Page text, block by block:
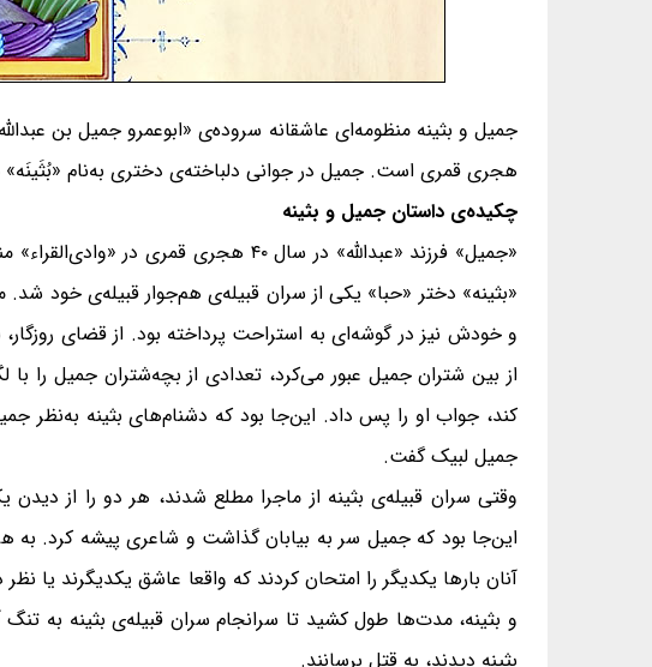
جمیل و بثینه منظومه‌ای عاشقانه سروده‌ی «ابوعمرو جمیل بن
هجری قمری است. جمیل در جوانی دلباخته‌ی دختری به‌نام
چکیده‌ی داستان جمیل و بثینه
«جمیل» فرزند «عبدالله» در سال ۴۰
«بثینه» دختر «حبا» یکی از سران قبیله‌ی هم‌جوار قبیله‌ی خود
و خودش نیز در گوشه‌ای به استراحت پرداخته بود. از قضای
از بین شتران جمیل عبور می‌کرد، تعدادی از بچه‌شتران جمیل را
کند، جواب او را پس داد. این‌جا بود که دشنام‌های بثینه
جمیل لبیک گفت.
وقتی سران قبیله‌ی بثینه از ماجرا مطلع شدند، هر دو را از دیدن
این‌جا بود که جمیل سر به بیابان گذاشت و شاعری پیشه کرد. به
آنان بارها یکدیگر را امتحان کردند که واقعا عاشق یکدیگرند یا
و بثینه، مدت‌ها طول کشید تا سرانجام سران قبیله‌ی بثینه به تنگ
بثینه دیدند، به قتل برسانند.